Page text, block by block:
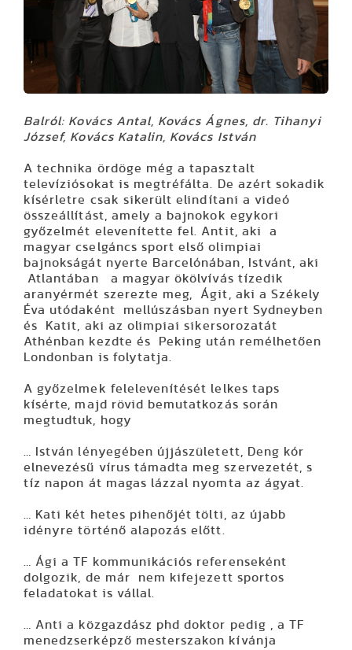
Balról: Kovács Antal, Kovács Ágnes, dr. Tihanyi
József, Kovács Katalin, Kovács István
A technika ördöge még a tapasztalt
televíziósokat is megtréfálta. De azért sokadik
kísérletre csak sikerült elindítani a videó
összeállítást, amely a bajnokok egykori
győzelmét elevenítette fel. Antit, aki a
magyar cselgáncs sport első olimpiai
bajnokságát nyerte Barcelónában, Istvánt, aki
Atlantában a magyar ökölvívás tízedik
aranyérmét szerezte meg, Ágit, aki a Székely
Éva utódaként mellúszásban nyert Sydneyben
és Katit, aki az olimpiai sikersorozatát
Athénban kezdte és Peking után remélhetően
Londonban is folytatja.
A győzelmek felelevenítését lelkes taps
kísérte, majd rövid bemutatkozás során
megtudtuk, hogy
… István lényegében újjászületett, Deng kór
elnevezésű vírus támadta meg szervezetét, s
tíz napon át magas lázzal nyomta az ágyat.
… Kati két hetes pihenőjét tölti, az újabb
idényre történő alapozás előtt.
… Ági a TF kommunikációs referenseként
dolgozik, de már nem kifejezett sportos
feladatokat is vállal.
… Anti a közgazdász phd doktor pedig , a TF
menedzserképző mesterszakon kívánja